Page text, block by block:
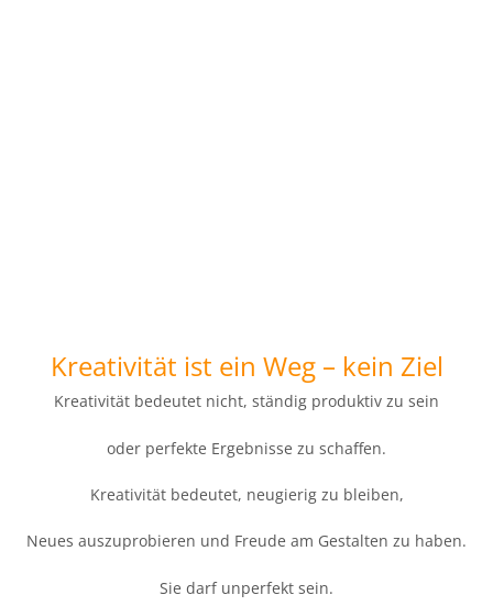
Kreativität ist ein Weg – kein Ziel
Kreativität bedeutet nicht, ständig produktiv zu sein
oder perfekte Ergebnisse zu schaffen.
Kreativität bedeutet, neugierig zu bleiben,
Neues auszuprobieren und Freude am Gestalten zu haben.
Sie darf unperfekt sein.